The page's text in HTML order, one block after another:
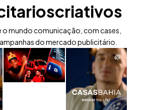
o mundo comunicação, com cases,
do mercado publicitário.